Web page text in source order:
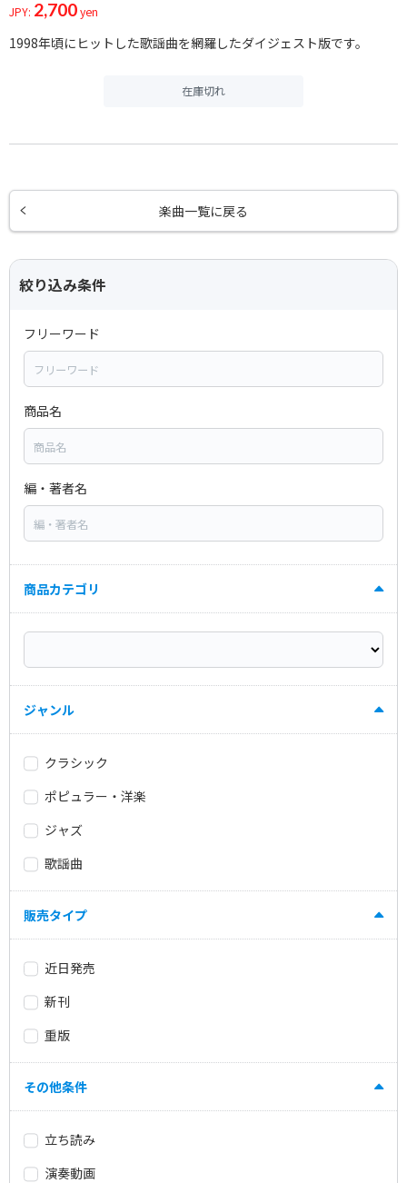
JPY: 2,700yen
1998年頃にヒットした歌謡曲を網羅したダイジェスト版です。
在庫切れ
楽曲一覧に戻る
絞り込み条件
フリーワード
商品名
編・著者名
商品カテゴリ
ジャンル
クラシック
ポピュラー・洋楽
ジャズ
歌謡曲
販売タイプ
近日発売
新刊
重版
その他条件
立ち読み
演奏動画